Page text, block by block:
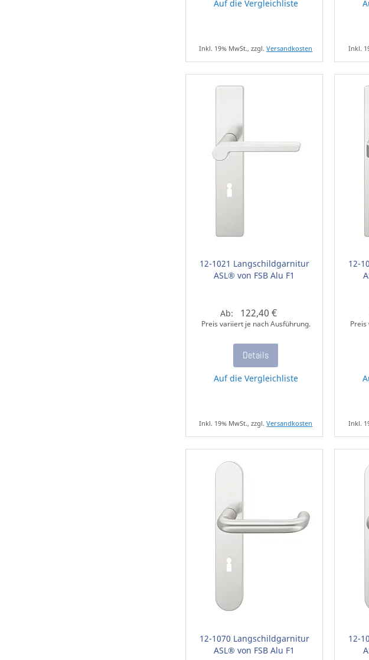
Auf die Vergleichliste
Inkl. 19% MwSt., zzgl.Versandkosten Inkl.
12-1021 Langschildgarnitur
ASL® von FSB Alu F1
Ab: 122,40 €
Preis variiert je nach Ausführung.
Details
Auf die Vergleichliste
Inkl. 19% MwSt., zzgl.Versandkosten
12-
Inkl.
12-1070 Langschildgarnitur
ASL® von FSB Alu F1
12-